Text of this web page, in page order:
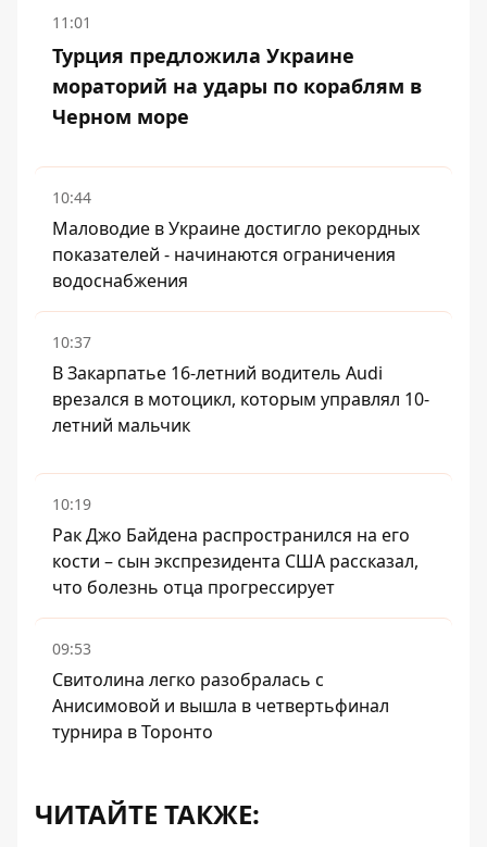
11:01
Турция предложила Украине
мораторий на удары по кораблям в
Черном море
10:44
Маловодие в Украине достигло рекордных
показателей - начинаются ограничения
водоснабжения
10:37
В Закарпатье 16-летний водитель Audi
врезался в мотоцикл, которым управлял 10-
летний мальчик
10:19
Рак Джо Байдена распространился на его
кости – сын экспрезидента США рассказал,
что болезнь отца прогрессирует
09:53
Свитолина легко разобралась с
Анисимовой и вышла в четвертьфинал
турнира в Торонто
ЧИТАЙТЕ ТАКЖЕ: